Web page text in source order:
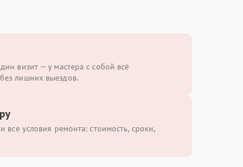
визит — у мастера с собой всё
лишних выездов.
все условия ремонта: стоимость, сроки,